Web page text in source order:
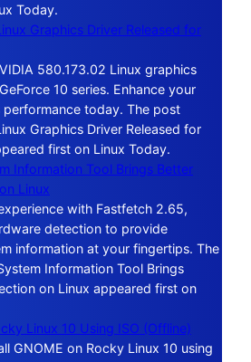
Today.
Graphics Driver Released for
580.173.02 Linux graphics
10 series. Enhance your
today. The post
Graphics Driver Released for
first on Linux Today.
Information Tool Brings Better
Linux
with Fastfetch 2.65,
detection to provide
information at your fingertips. The
Information Tool Brings
on Linux appeared first on
Linux 10 Using ISO (Offline)
GNOME on Rocky Linux 10 using